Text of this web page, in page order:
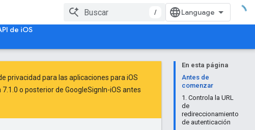
/
de iOS
En esta página
Antes de
comenzar
1. Controla la URL
de
redireccionamiento
de autenticación
privacidad para las aplicaciones para iOS
o posterior de GoogleSignIn-iOS antes